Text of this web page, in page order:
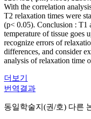
With the correlation
T2 relaxation times were
(p< 0.05). Conclusion : T1
temperature of tissue goes
recognize errors of
differences, and consider
analysis of relaxation time
더보기
번역결과
동일학술지(권/호) 다른